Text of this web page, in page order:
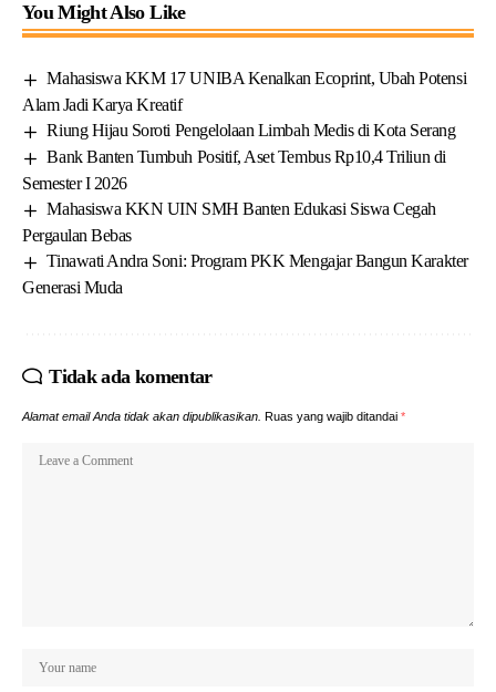
You Might Also Like
Mahasiswa KKM 17 UNIBA Kenalkan Ecoprint, Ubah Potensi
Alam Jadi Karya Kreatif
Riung Hijau Soroti Pengelolaan Limbah Medis di Kota Serang
Bank Banten Tumbuh Positif, Aset Tembus Rp10,4 Triliun di
Semester I 2026
Mahasiswa KKN UIN SMH Banten Edukasi Siswa Cegah
Pergaulan Bebas
Tinawati Andra Soni: Program PKK Mengajar Bangun Karakter
Generasi Muda
Tidak ada komentar
Alamat email Anda tidak akan dipublikasikan. Ruas yang wajib ditandai *